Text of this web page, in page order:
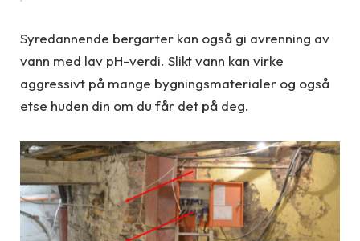
Syredannende bergarter kan også gi avrenning av
vann med lav pH-verdi. Slikt vann kan virke
aggressivt på mange bygningsmaterialer og også
etse huden din om du får det på deg.